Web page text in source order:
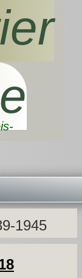
1945